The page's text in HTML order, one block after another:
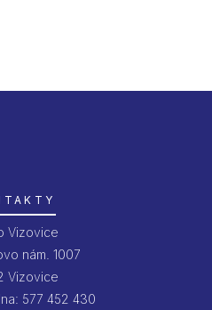
Vizovice
nám. 1007
Vizovice
577 452 430